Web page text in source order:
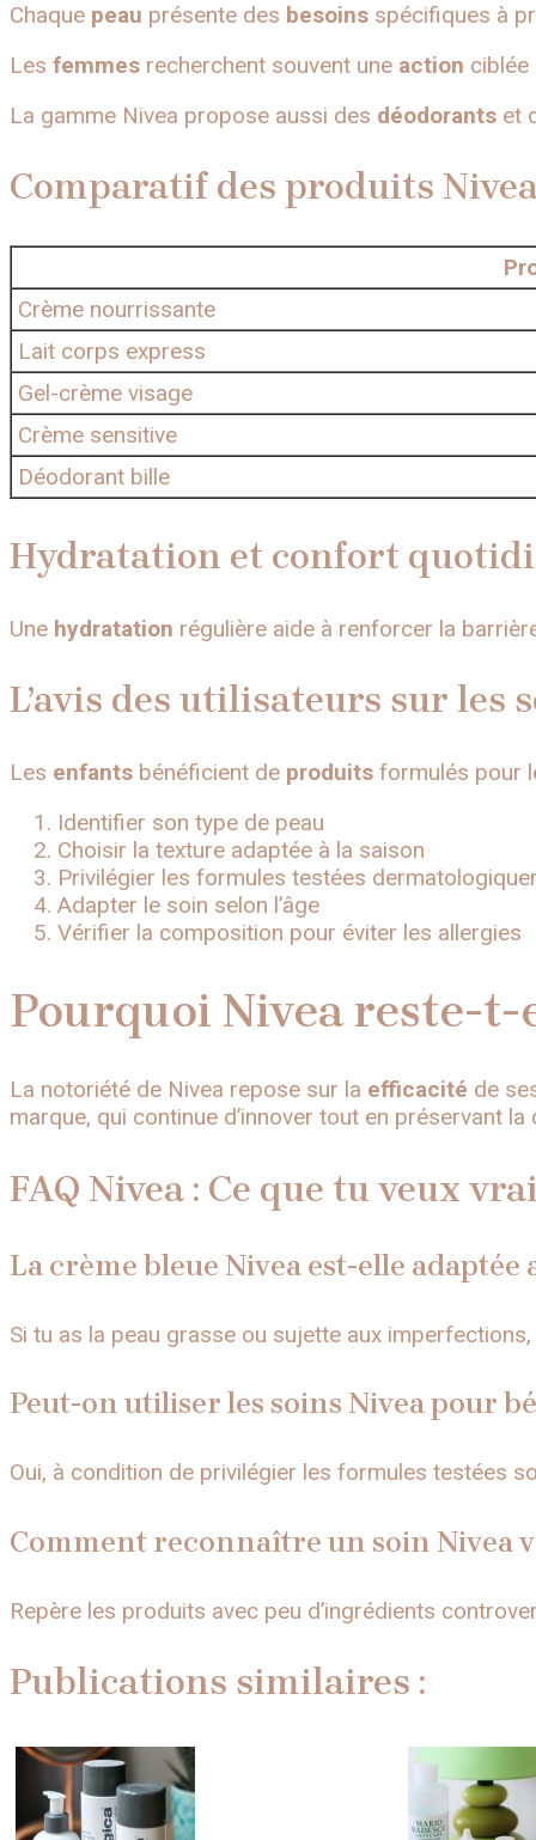
Chaque peau présente des besoins spécifiques à
Les femmes recherchent souvent une action
La gamme Nivea propose aussi des déodorants et
Comparatif des produits
Crème nourrissante
Lait corps express
Gel-crème visage
Crème sensitive
Déodorant bille
Hydratation et confort
Une hydratation régulière aide à renforcer la
L’avis des utilisateurs sur les
Les enfants bénéficient de produits formulés pour
Identifier son type de peau
Choisir la texture adaptée à la saison
Privilégier les formules testées
Adapter le soin selon l’âge
Vérifier la composition pour éviter les allergies
Pourquoi Nivea reste-
La notoriété de Nivea repose sur la efficacité de
marque, qui continue d’innover tout en préservant
FAQ Nivea : Ce que tu veux
La crème bleue Nivea est-elle
Si tu as la peau grasse ou sujette aux
Peut-on utiliser les soins Nivea pour
Oui, à condition de privilégier les formules testées
Comment reconnaître un soin Nivea
Repère les produits avec peu d’ingrédients
Publications similaires :